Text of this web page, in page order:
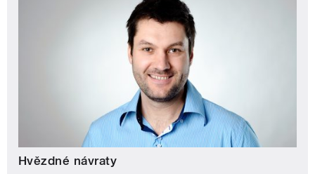
Hvězdné návraty